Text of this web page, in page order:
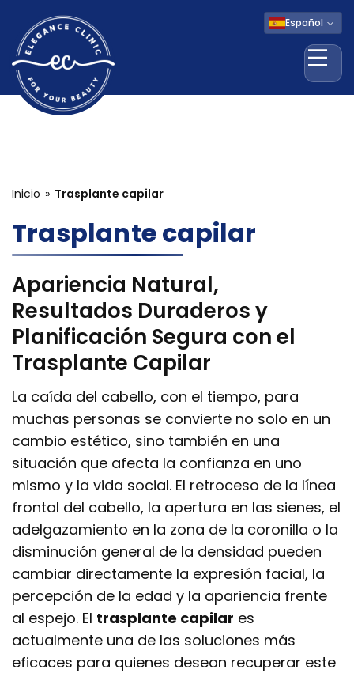
Español
Inicio Trasplante capilar
Trasplante capilar
Apariencia Natural,
Resultados Duraderos y
Planificación Segura con el
Trasplante Capilar
La caída del cabello, con el tiempo, para
muchas personas se convierte no solo en un
cambio estético, sino también en una
situación que afecta la confianza en uno
mismo y la vida social. El retroceso de la línea
frontal del cabello, la apertura en las sienes, el
adelgazamiento en la zona de la coronilla o la
disminución general de la densidad pueden
cambiar directamente la expresión facial, la
percepción de la edad y la apariencia frente
al espejo. El trasplante capilar es
actualmente una de las soluciones más
eficaces para quienes desean recuperar este